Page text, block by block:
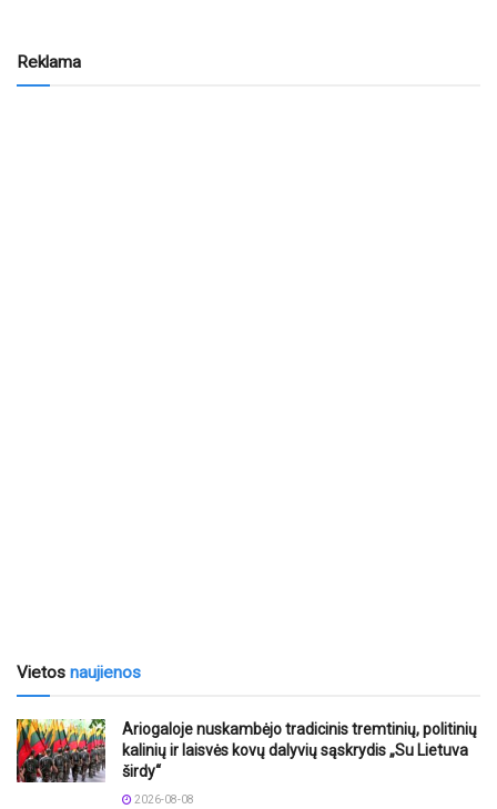
Reklama
Vietos naujienos
Ariogaloje nuskambėjo tradicinis tremtinių, politinių
kalinių ir laisvės kovų dalyvių sąskrydis „Su Lietuva
širdy“
2026-08-08